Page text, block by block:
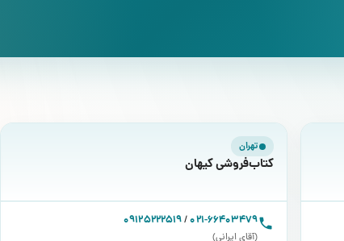
تهران
کتاب‌فروشی کیهان
021-66403479
/
09125222519
(آقای ایرانی)